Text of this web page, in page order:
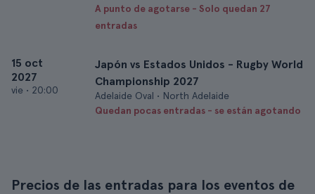
A punto de agotarse - Solo quedan 27
entradas
15 oct
2027
vie • 20:00
Japón vs Estados Unidos - Rugby World
Championship 2027
Adelaide Oval • North Adelaide
Quedan pocas entradas - se están agotando
Precios de las entradas para los eventos de